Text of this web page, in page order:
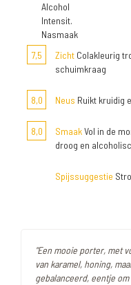
Alcohol
Intensit.
Nasmaak
7,5
Zicht Colakleurig
schuimkraag
8,0 Neus Ruikt kruidig
8,0 SmaakVol in de
droog en
Spijssuggestie
"Een mooie porter, met
van karamel, honing,
gebalanceerd, eentje